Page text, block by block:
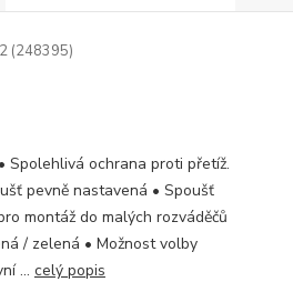
(248395)
Spolehlivá ochrana proti přetíž.
pevně nastavená • Spoušť
montáž do malých rozváděčů
/ zelená • Možnost volby
... celý popis